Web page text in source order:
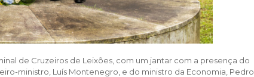
de Cruzeiros de Leixões, com um jantar com a presença do
ministro, Luís Montenegro, e do ministro da Economia, Pedro